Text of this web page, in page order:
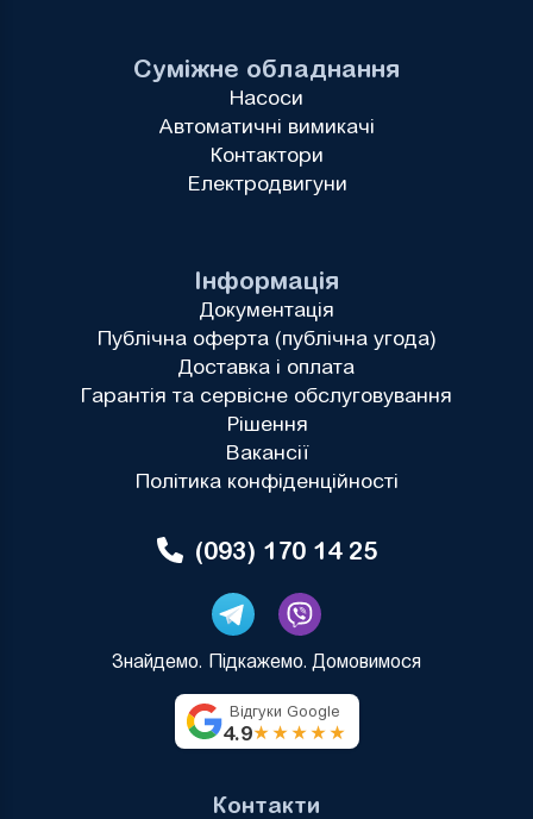
Інформація
Документація
Публічна оферта (публічна угода)
Доставка і оплата
Гарантія та сервісне обслуговування
Рішення
Вакансії
Політика конфіденційності
Суміжне обладнання
Насоси
Автоматичні вимикачі
Контактори
Електродвигуни
(093) 170 14 25
Знайдемо. Підкажемо. Домовимося
Відгуки Google
4.9★★★★★
Контакти